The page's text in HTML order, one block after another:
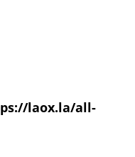
laox.la/all-